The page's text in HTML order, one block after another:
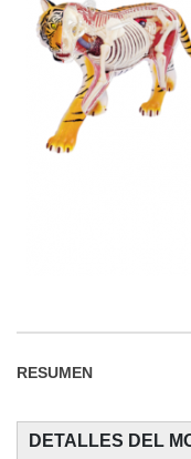
RESUMEN
DETALLES DEL